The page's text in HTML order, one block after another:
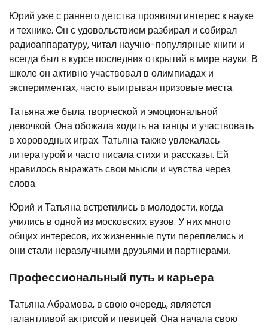
Юрий уже с раннего детства проявлял интерес к науке
и технике. Он с удовольствием разбирал и собирал
радиоаппаратуру, читал научно-популярные книги и
всегда был в курсе последних открытий в мире науки. В
школе он активно участвовал в олимпиадах и
экспериментах, часто выигрывая призовые места.
Татьяна же была творческой и эмоциональной
девочкой. Она обожала ходить на танцы и участвовать
в хороводных играх. Татьяна также увлекалась
литературой и часто писала стихи и рассказы. Ей
нравилось выражать свои мысли и чувства через
слова.
Юрий и Татьяна встретились в молодости, когда
учились в одной из московских вузов. У них много
общих интересов, их жизненные пути переплелись и
они стали неразлучными друзьями и партнерами.
Профессиональный путь и карьера
Татьяна Абрамова, в свою очередь, является
талантливой актрисой и певицей. Она начала свою